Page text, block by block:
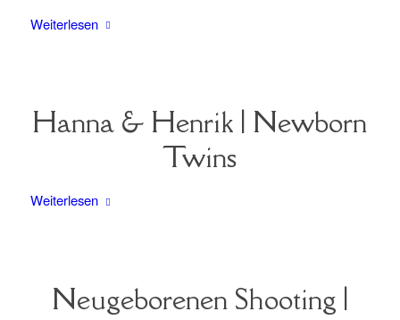
Weiterlesen
Hanna & Henrik | Newborn
Twins
Weiterlesen
Neugeborenen Shooting |